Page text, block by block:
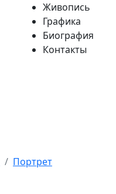
Живопись
Графика
Биография
Контакты
Портрет